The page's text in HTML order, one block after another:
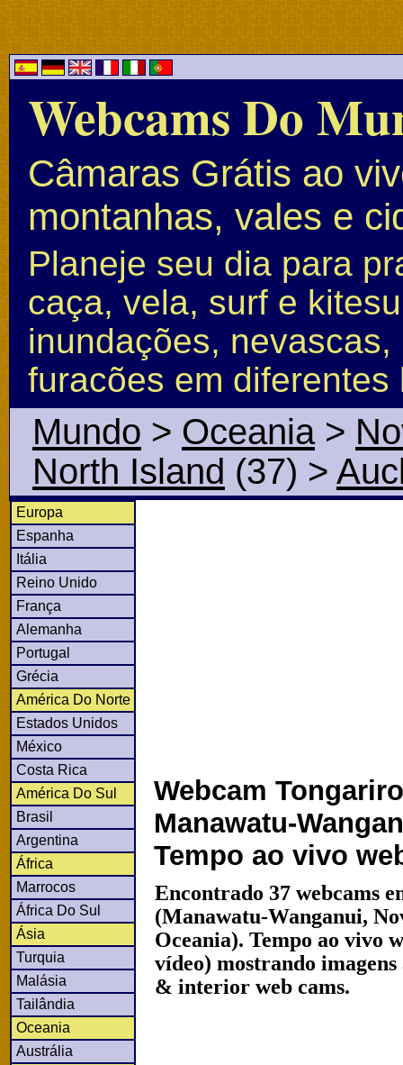
Webcams Do
Câmaras Grátis ao
montanhas, vales e
Planeje seu dia para
caça, vela, surf e
inundações,
furacões em
Mundo > Oceania>
North Island (37) >
Europa
Espanha
Itália
Reino Unido
França
Alemanha
Portugal
Grécia
América Do Norte
Estados Unidos
México
Costa Rica
América Do Sul
Brasil
Argentina
África
Marrocos
África Do Sul
Ásia
Turquia
Malásia
Tailândia
Oceania
Austrália
Webcam
Manawatu-
Tempo ao vivo
Encontrado 37 webcams
(Manawatu-Wanganui,
Oceania). Tempo ao vivo
vídeo) mostrando
& interior web cams.